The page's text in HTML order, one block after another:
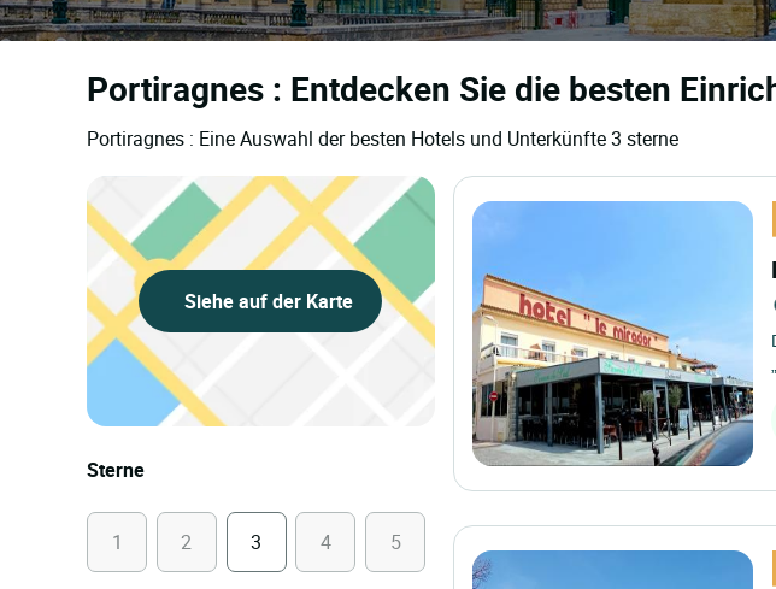
Portiragnes : Entdecken Sie die besten
Portiragnes : Eine Auswahl der besten Hotels und Unterkünfte 3 sterne
Siehe auf der Karte
Sterne
1 2 3 4 5